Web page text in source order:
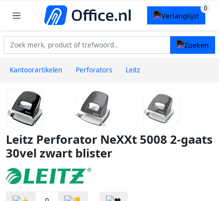
Kantoorartikelen Perforators Leitz
Leitz Perforator NeXXt 5008 2-gaats
30vel zwart blister